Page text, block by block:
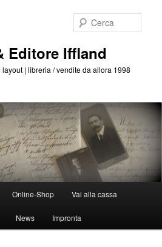
Editore Iffland
| libreria / vendite da allora 1998
Online-Shop Vai alla cassa
News Impronta